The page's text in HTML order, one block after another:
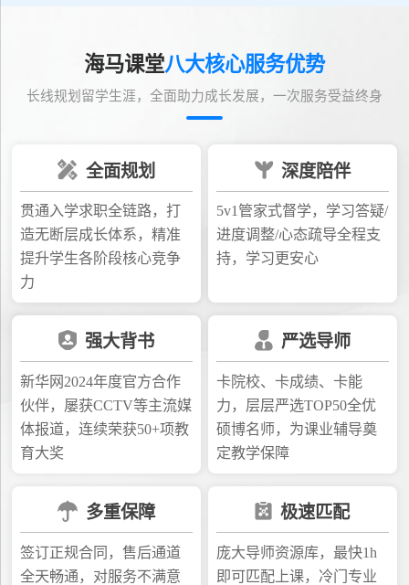
海马课堂八大核心服务优势
长线规划留学生涯，全面助力成长发展，一次服务受益终身
全面规划
贯通入学求职全链路，打
造无断层成长体系，精准
提升学生各阶段核心竞争
力
深度陪伴
5v1管家式督学，学习答疑/
进度调整/心态疏导全程支
持，学习更安心
强大背书
新华网2024年度官方合作
伙伴，屡获CCTV等主流媒
体报道，连续荣获50+项教
育大奖
严选导师
卡院校、卡成绩、卡能
力，层层严选TOP50全优
硕博名师，为课业辅导奠
定教学保障
多重保障
签订正规合同，售后通道
全天畅通，对服务不满意
极速匹配
庞大导师资源库，最快1h
即可匹配上课，冷门专业